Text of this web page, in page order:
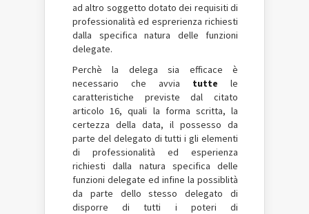
ad altro soggetto dotato dei requisiti di
professionalità ed esprerienza richiesti
dalla specifica natura delle funzioni
delegate.
Perchè la delega sia efficace è
necessario che avvia tutte
le
caratteristiche previste dal citato
articolo 16, quali la forma scritta, la
certezza della data, il possesso da
parte del delegato di tutti i gli elementi
di professionalità ed esperienza
richiesti dalla natura specifica delle
funzioni delegate ed infine la possiblità
da parte dello stesso delegato di
disporre di tutti i poteri di